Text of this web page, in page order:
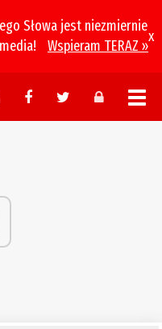
Słowa jest niezmiernie
Wspieram TERAZ »
x